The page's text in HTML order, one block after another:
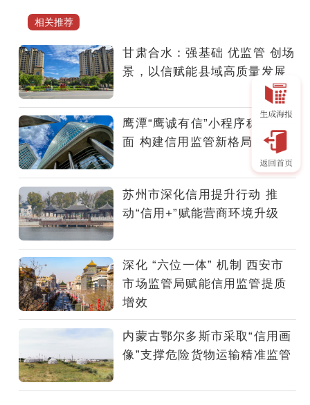
省
潭
市
市
场
监
管
局
依
托“数
智
一
体
化
平
台”打
造
有
信”微
相关推荐
甘肃合水：强基础 优监管 创场
景，以信赋能县域高质量发展
鹰潭“鹰诚有信”小程序稳步扩
面 构建信用监管新格局
苏州市深化信用提升行动 推
动“信用+”赋能营商环境升级
深化 “六位一体” 机制 西安市
市场监管局赋能信用监管提质
增效
内蒙古鄂尔多斯市采取“信用画
像”支撑危险货物运输精准监管